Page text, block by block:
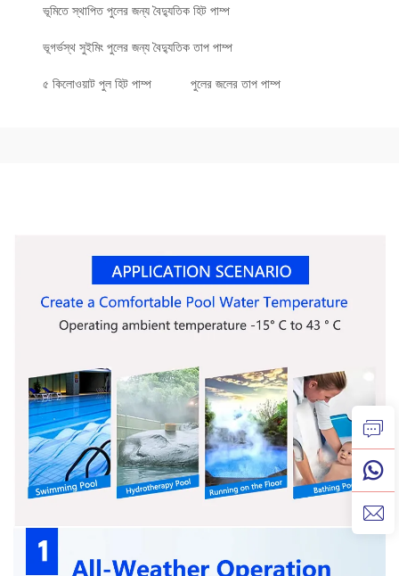
ভূমিতে স্থাপিত পুলের জন্য বৈদ্যুতিক হিট পাম্প
ভূগর্ভস্থ সুইমিং পুলের জন্য বৈদ্যুতিক তাপ পাম্প
৫ কিলোওয়াট পুল হিট পাম্প পুলের জলের তাপ পাম্প